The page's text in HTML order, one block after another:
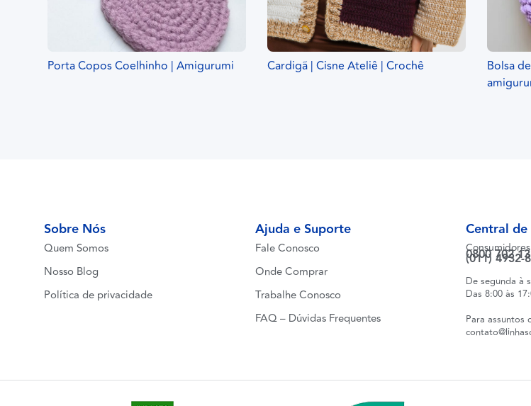
Porta Copos Coelhinho | Amigurumi Cardigã | Cisne Ateliê | Crochê
Bolsa
Sobre Nós
Quem Somos
Nosso Blog
Política de privacidade
Ajuda e Suporte
Fale Conosco
Onde Comprar
Trabalhe Conosco
FAQ – Dúvidas Frequentes
Central
Consumidores
0800 702
(011) 4932-
De segunda à
Das 8:00 às
Para assuntos